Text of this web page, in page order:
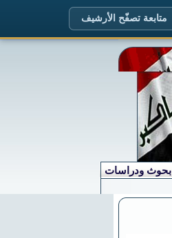
متابعة تصفّح الأرشيف
بحوث ودراسات